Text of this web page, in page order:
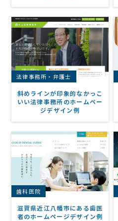
法律事務所・弁護士
斜めラインが印象的なかっこ
いい法律事務所のホームペー
ジデザイン例
歯科医院
滋賀県近江八幡市にある歯医
者のホームページデザイン例